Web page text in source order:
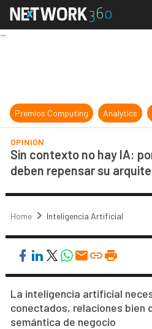
Sin
Premios Computing Analytics
OPINIÓN
Sin contexto no hay IA:
deben repensar su
Home Inteligencia Artificial
La inteligencia artificial
conectados, relaciones bien
semántica de negocio